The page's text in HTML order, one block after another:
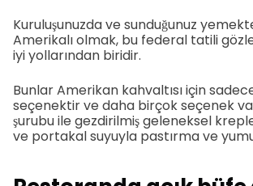
Kuruluşunuzda ve sunduğunuz
Amerikalı olmak, bu federal tatili
iyi yollarından biridir.
Bunlar Amerikan kahvaltısı için
seçenektir ve daha birçok seçenek
şurubu ile gezdirilmiş geleneksel
ve portakal suyuyla pastırma ve